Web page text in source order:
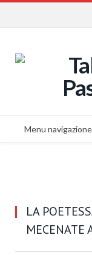
Menu navigazione
LA
MECENATE